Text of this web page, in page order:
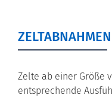
ZELTABNAHMEN
Zelte ab einer Größe
entsprechende